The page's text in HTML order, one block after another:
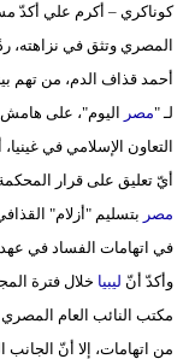
كوناكري – أكرم علي أكدّ
المصري وتثق في نزاهته،
أحمد قذاف الدم، من تهم
لـ "مصر اليوم"، على
التعاون الإسلامي في غينيا،
أيّ تعليق على قرار
مصر بتسليم "أزلام"
في اتهامات الفساد في عهد
وأكدّ أنّ ليبيا خلال فترة
مكتب النائب العام
من اتهامات، إلا أنّ